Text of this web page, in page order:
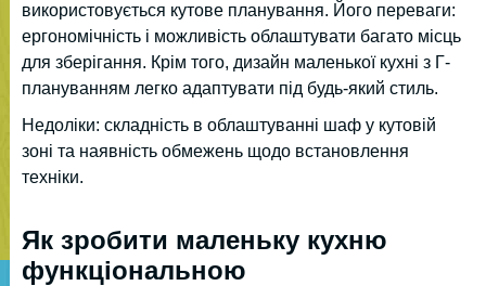
використовується кутове планування. Його переваги:
ергономічність і можливість облаштувати багато місць
для зберігання. Крім того, дизайн маленької кухні з Г-
плануванням легко адаптувати під будь-який стиль.
Недоліки: складність в облаштуванні шаф у кутовій
зоні та наявність обмежень щодо встановлення
техніки.
Як зробити маленьку кухню
функціональною